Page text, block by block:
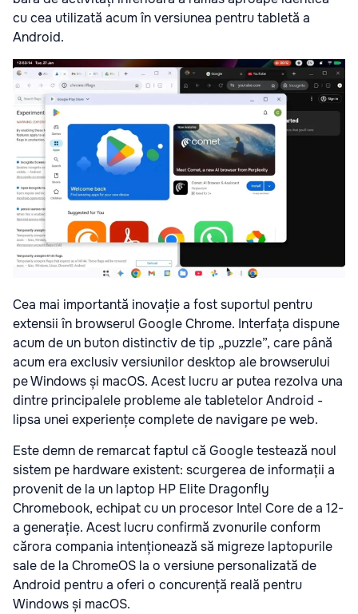
cu cea utilizată acum în versiunea pentru tabletă a
Android.
Cea mai importantă inovație a fost suportul pentru
extensii în browserul Google Chrome. Interfața dispune
acum de un buton distinctiv de tip „puzzle”, care până
acum era exclusiv versiunilor desktop ale browserului
pe Windows și macOS. Acest lucru ar putea rezolva una
dintre principalele probleme ale tabletelor Android -
lipsa unei experiențe complete de navigare pe web.
Este demn de remarcat faptul că Google testează noul
sistem pe hardware existent: scurgerea de informații a
provenit de la un laptop HP Elite Dragonfly
Chromebook, echipat cu un procesor Intel Core de a 12-
a generație. Acest lucru confirmă zvonurile conform
cărora compania intenționează să migreze laptopurile
sale de la ChromeOS la o versiune personalizată de
Android pentru a oferi o concurență reală pentru
Windows și macOS.